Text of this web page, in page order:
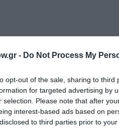
- Do Not Process My
opt-out of the sale, sharing to
for targeted advertising by
selection. Please note that after
interest-based ads based on
to third parties prior to
τον χάρτη; Τι σήμαινε στα
με την παλιά τεχνοτροπία
την Ελλάδα.